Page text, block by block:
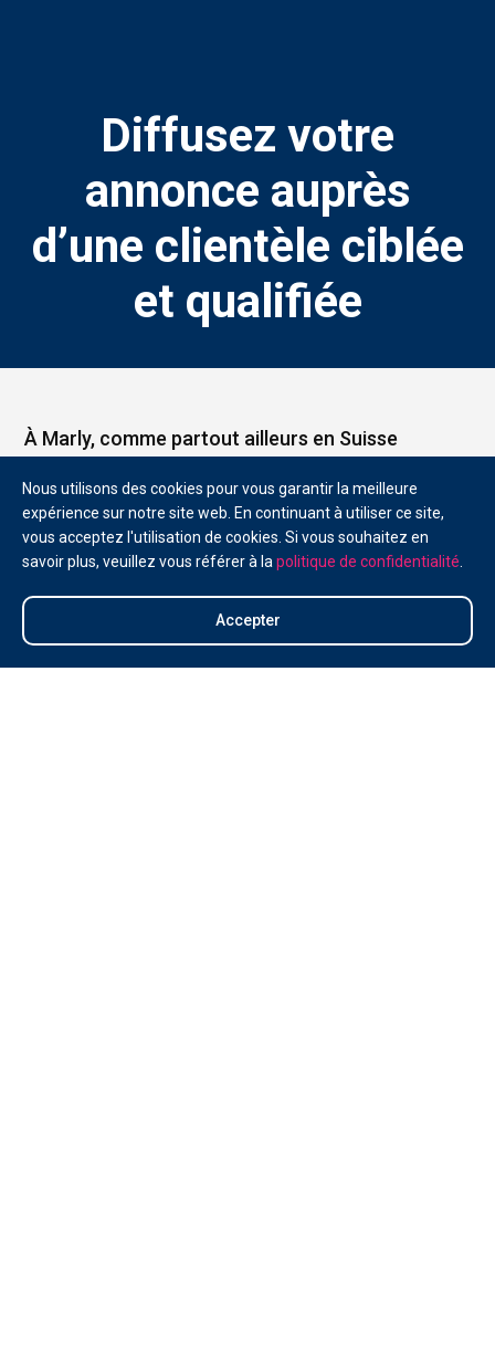
Nous utilisons des cookies pour vous garantir la meilleure
expérience sur notre site web. En continuant à utiliser ce site,
vous acceptez l'utilisation de cookies. Si vous souhaitez en
savoir plus, veuillez vous référer à la politique de confidentialité
Accepter
Diffusez votre
annonce auprès
d’une clientèle ciblée
et qualifiée
À Marly, comme partout ailleurs en Suisse
très concurrentiel, c’est pourquoi il faut aussi
optimiser la diffusion de vos annonces
immobilières.
Avant de promouvoir une maison à vendre, un
appartement à vendre, un terrain à vendre ou une
parcelle à vendre, il est nécessaire de l’estimer, en